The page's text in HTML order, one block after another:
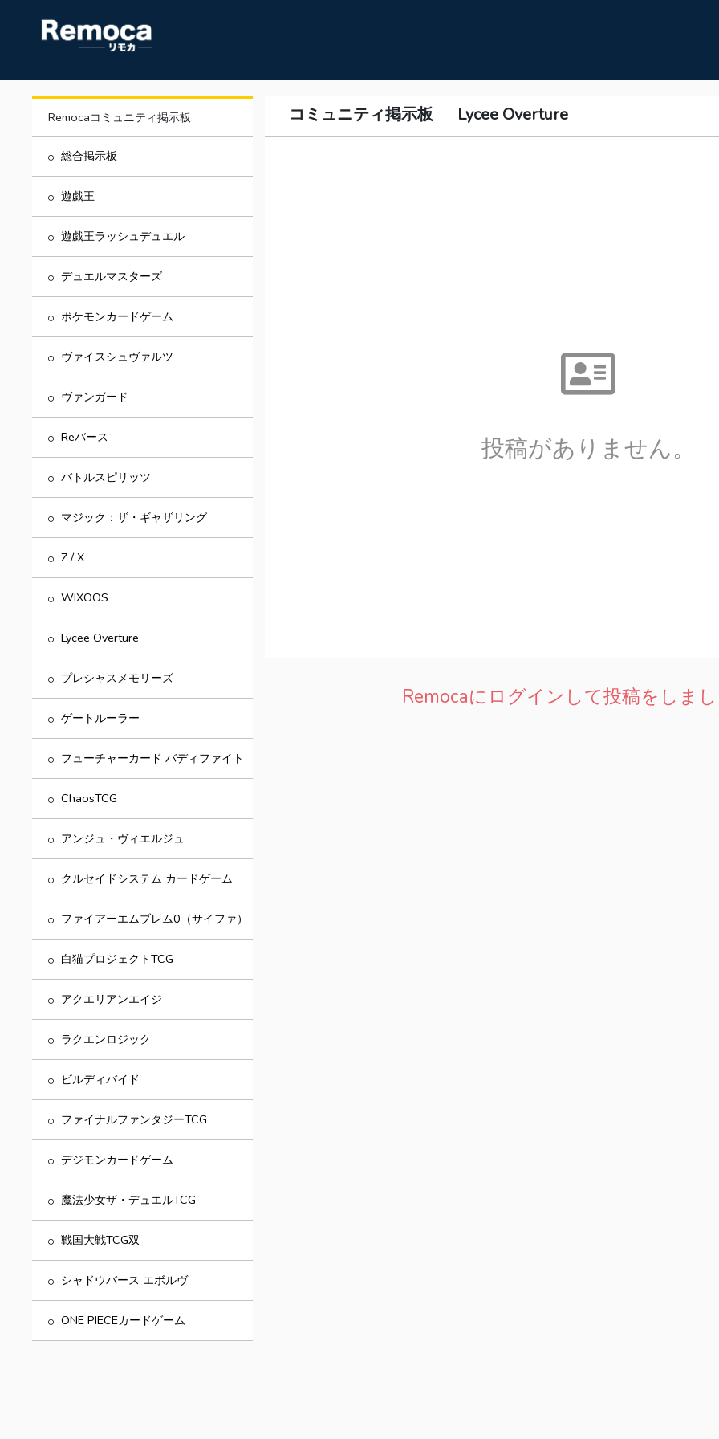
Remocaコミュニティ掲示板
総合掲示板
遊戯王
遊戯王ラッシュデュエル
デュエルマスターズ
ポケモンカードゲーム
ヴァイスシュヴァルツ
ヴァンガード
Reバース
バトルスピリッツ
マジック：ザ・ギャザリング
Z / X
WIXOOS
Lycee Overture
プレシャスメモリーズ
ゲートルーラー
フューチャーカード バディファイト
ChaosTCG
アンジュ・ヴィエルジュ
クルセイドシステム カードゲーム
ファイアーエムブレム0（サイファ）
白猫プロジェクトTCG
アクエリアンエイジ
ラクエンロジック
ビルディバイド
ファイナルファンタジーTCG
デジモンカードゲーム
魔法少女ザ・デュエルTCG
戦国大戦TCG双
シャドウバース エボルヴ
ONE PIECEカードゲーム
コミュニティ掲示板 Lycee Overture
投稿がありません。
Remocaにログインして投稿をしま